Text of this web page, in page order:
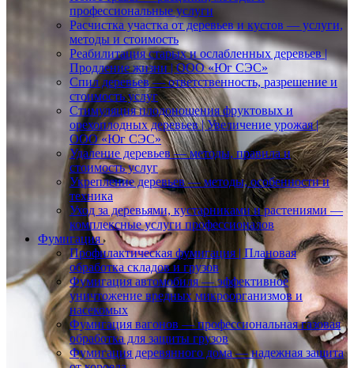
профессиональные услуги
Расчистка участка от деревьев и кустов — услуги,
методы и стоимость
Реабилитация старых и ослабленных деревьев |
Продление жизни | ООО «Юг СЭС»
Спил деревьев — ответственность, разрешение и
стоимость услуг
Стимуляция плодоношения фруктовых и
орехоплодных деревьев | Увеличение урожая |
ООО «Юг СЭС»
Удаление деревьев — методы, правила и
стоимость услуг
Укрепление деревьев — методы, особенности и
техника
Уход за деревьями, кустарниками и растениями —
комплексные услуги профессионалов
Фумигация
Профилактическая фумигация | Плановая
обработка складов и грузов
Фумигация автомобиля — эффективное
уничтожение вредных микроорганизмов и
насекомых
Фумигация вагонов — профессиональная газовая
обработка для защиты грузов
Фумигация деревянного дома — надежная защита